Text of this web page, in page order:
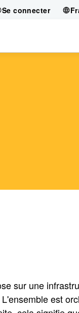
Se connecter
sur une
L'ensemble est